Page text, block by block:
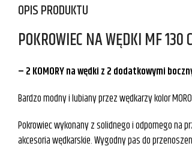
OPIS PRODUKTU
POKROWIEC NA WĘDKI MF 130
– 2 KOMORY na wędki z 2 dodatkowymi
Bardzo modny i lubiany przez wędkarzy kolor
Pokrowiec wykonany z solidnego i odpornego na
akcesoria wędkarskie. Wygodny pas do